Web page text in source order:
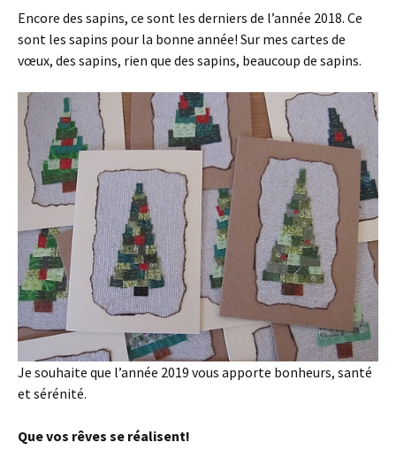
Encore des sapins, ce sont les derniers de l’année 2018. Ce
sont les sapins pour la bonne année! Sur mes cartes de
vœux, des sapins, rien que des sapins, beaucoup de sapins.
Je souhaite que l’année 2019 vous apporte bonheurs, santé
et sérénité.
Que vos rêves se réalisent!